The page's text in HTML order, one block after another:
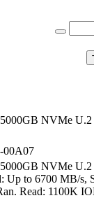
NVMe U.2
NVMe U.2
Up to 6700 MB/s,
Read: 1100K